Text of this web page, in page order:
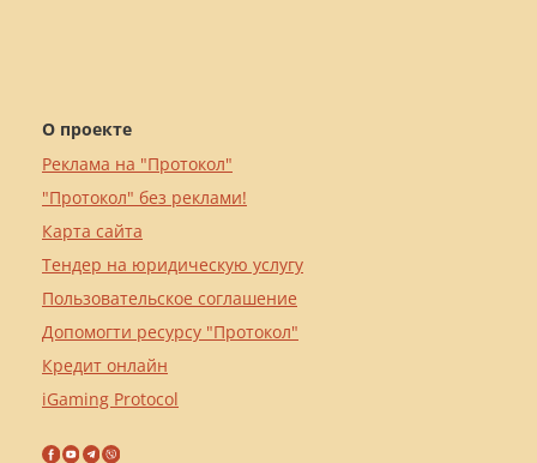
О проекте
Реклама на "Протокол"
"Протокол" без реклами!
Карта сайта
Тендер на юридическую услугу
Пользовательское соглашение
Допомогти ресурсу "Протокол"
Кредит онлайн
iGaming Protocol